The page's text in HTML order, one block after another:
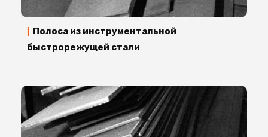
Полоса из инструментальной
быстрорежущей стали